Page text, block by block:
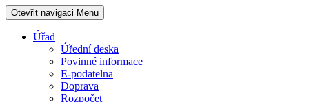
Otevřit navigaci Menu
Úřad
Úřední deska
Povinné informace
E-podatelna
Doprava
Rozpočet